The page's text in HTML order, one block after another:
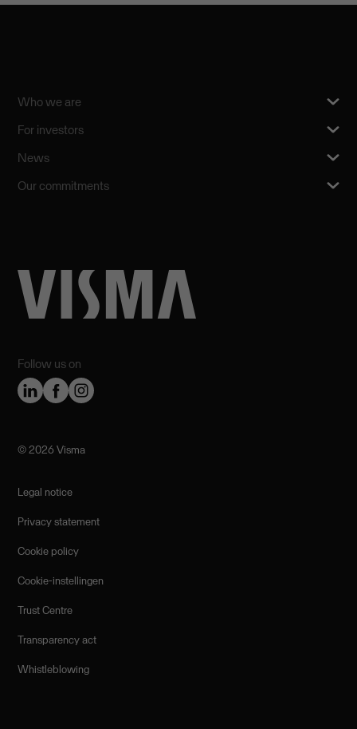
Follow us on
Who we are
For investors
News
Our commitments
©️ 2026 Visma
Legal notice
Privacy statement
Cookie policy
Cookie-instellingen
Trust Centre
Transparency act
Whistleblowing